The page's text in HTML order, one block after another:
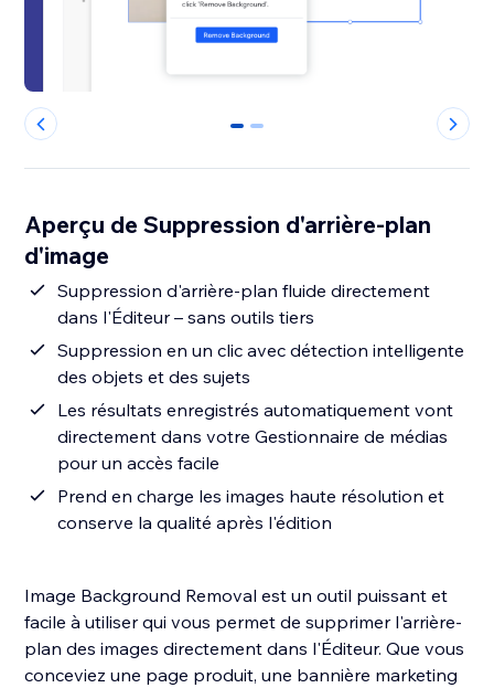
0 1
Aperçu de Suppression d'arrière-plan
d'image
Suppression d'arrière-plan fluide directement
dans l'Éditeur – sans outils tiers
Suppression en un clic avec détection intelligente
des objets et des sujets
Les résultats enregistrés automatiquement vont
directement dans votre Gestionnaire de médias
pour un accès facile
Prend en charge les images haute résolution et
conserve la qualité après l'édition
Image Background Removal est un outil puissant et
facile à utiliser qui vous permet de supprimer l'arrière-
plan des images directement dans l'Éditeur. Que vous
conceviez une page produit, une bannière marketing